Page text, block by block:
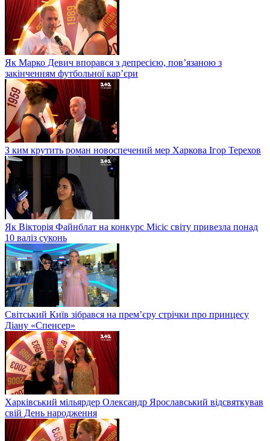
Як Марко Девич впорався з депресією, пов’язаною з
закінченням футбольної кар’єри
З ким крутить роман новоспечений мер Харкова Ігор Терехов
Як Вікторія Файнблат на конкурс Місіс світу привезла понад
10 валіз суконь
Світський Київ зібрався на прем’єру стрічки про принцесу
Діану «Спенсер»
Харківський мільярдер Олександр Ярославський відсвяткував
свій День народження